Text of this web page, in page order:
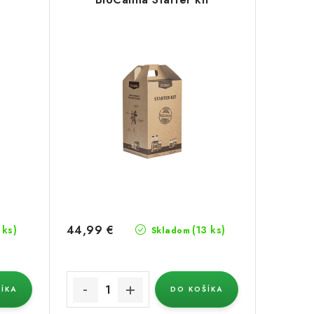
ks) Skladom (13 ks)
44,99 €
DO KOŠÍKA